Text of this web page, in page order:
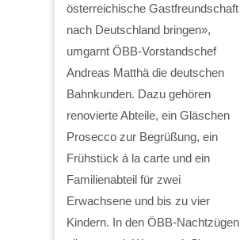
österreichische Gastfreundschaft
nach Deutschland bringen»,
umgarnt ÖBB-Vorstandschef
Andreas Matthä die deutschen
Bahnkunden. Dazu gehören
renovierte Abteile, ein Gläschen
Prosecco zur Begrüßung, ein
Frühstück á la carte und ein
Familienabteil für zwei
Erwachsene und bis zu vier
Kindern. In den ÖBB-Nachtzügen